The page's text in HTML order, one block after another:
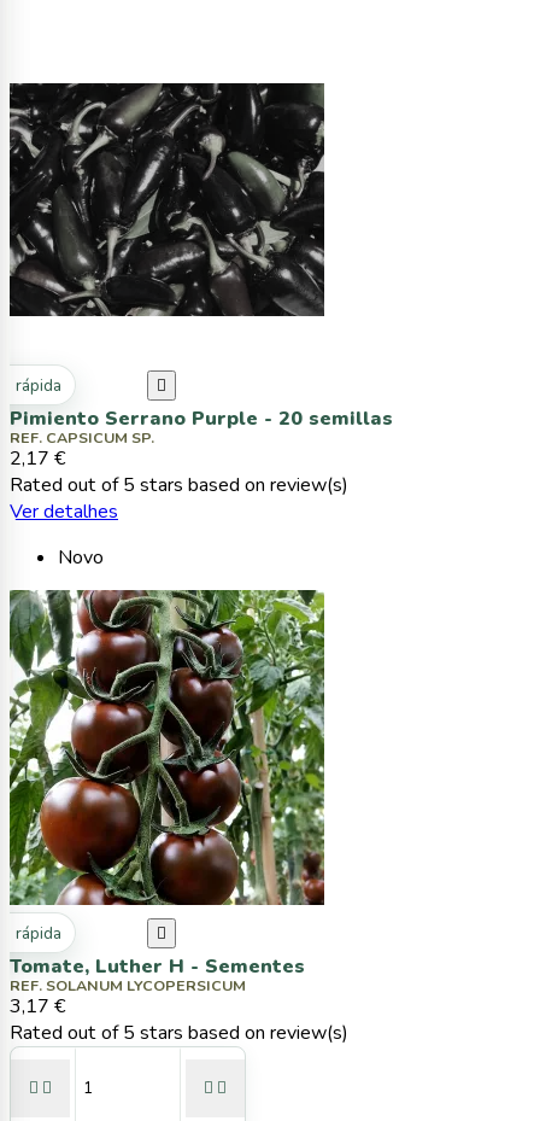
rápida 
Pimiento Serrano Purple - 20 semillas
REF. CAPSICUM SP.
2,17 €
Rated out of 5 stars based on review(s)
Ver detalhes
Novo
rápida 
Tomate, Luther H - Sementes
REF. SOLANUM LYCOPERSICUM
3,17 €
Rated out of 5 stars based on review(s)
   